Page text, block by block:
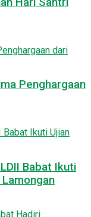
Penghargaan
Babat Ikuti